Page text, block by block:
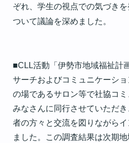
ぞれ、学生の視点での気づき
ついて議論を深めました。
■CLL活動「伊勢市地域福祉計
サーチおよびコミュニケーシ
の場であるサロン等で社協コ
みなさんに同行させていただ
者の方々と交流を図りながら
ました。この調査結果は次期